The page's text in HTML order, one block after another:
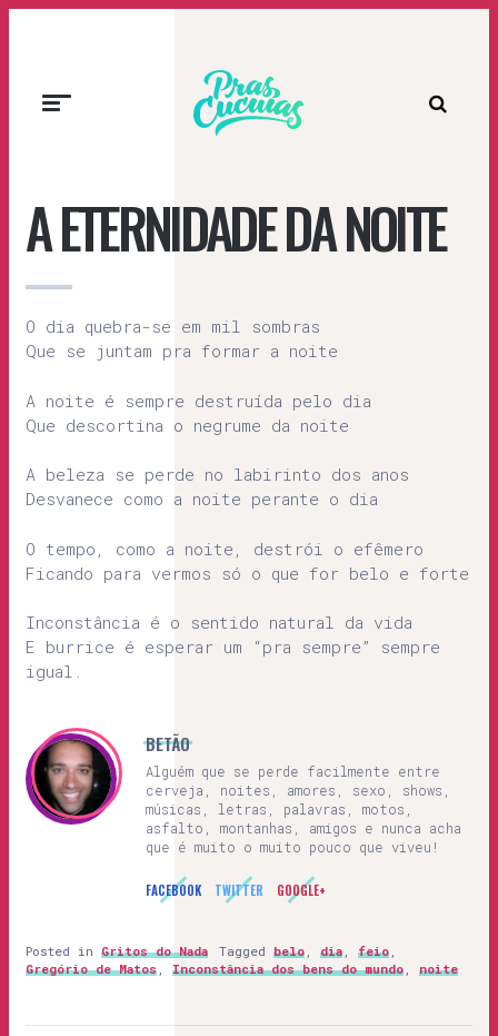
Prascucuias
A ETERNIDADE DA NOITE
O dia quebra-se em mil sombras
Que se juntam pra formar a noite
A noite é sempre destruída pelo dia
Que descortina o negrume da noite
A beleza se perde no labirinto dos anos
Desvanece como a noite perante o dia
O tempo, como a noite, destrói o efêmero
Ficando para vermos só o que for belo e forte
Inconstância é o sentido natural da vida
E burrice é esperar um “pra sempre” sempre
igual.
BETÃO
Alguém que se perde facilmente entre
cerveja, noites, amores, sexo, shows,
músicas, letras, palavras, motos,
asfalto, montanhas, amigos e nunca acha
que é muito o muito pouco que viveu!
FACEBOOK TWITTER GOOGLE+
Posted in Gritos do Nada Tagged belo dia feio
Gregório de Matos
Inconstância dos bens do mundo noite